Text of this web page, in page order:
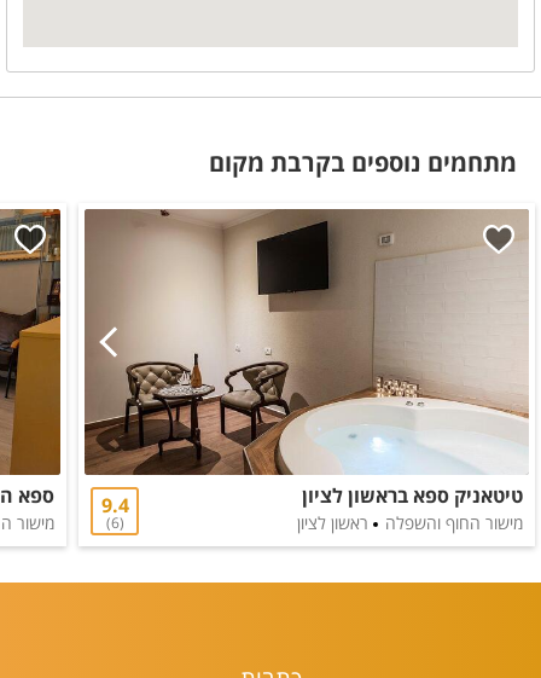
מתחמים נוספים בקרבת מקום
טיטאניק ספא בראשון לציון
מישור החוף והשפלה ראשון לציון
9.4
6
ספא
מישור